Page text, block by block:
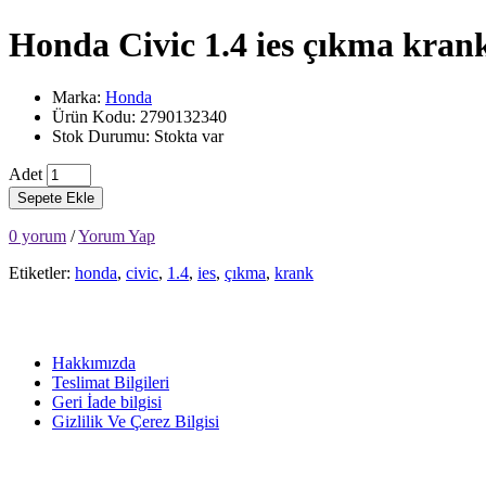
Honda Civic 1.4 ies çıkma
Marka: Honda
Ürün Kodu: 2790132340
Stok Durumu: Stokta var
Adet
Sepete Ekle
0 yorum /Yorum Yap
Etiketler: honda, civic, 1.4, ies, çıkma, krank
Hakkımızda
Teslimat Bilgileri
Geri İade bilgisi
Gizlilik Ve Çerez Bilgisi